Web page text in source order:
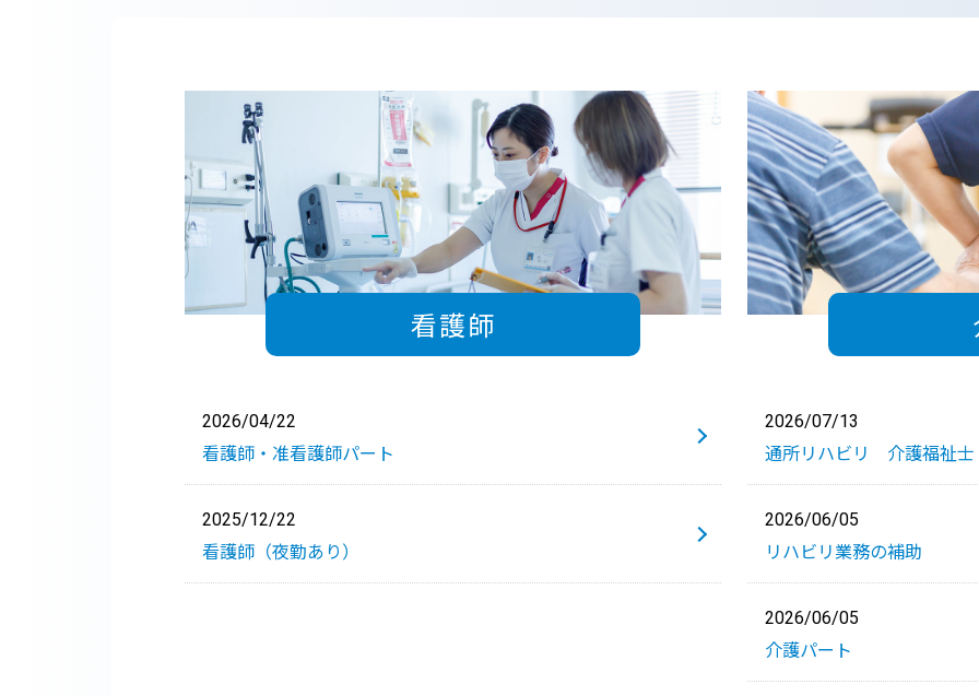
看護師
2026/04/22
看護師・准看護師パート
2025/12/22
看護師（夜勤あり）
2026/07/13
通所リハビリ 介護福祉士
2026/06/05
リハビリ業務の補助
2026/06/05
介護パート